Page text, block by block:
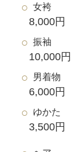
女袴
8,000円
振袖
10,000円
男着物
6,000円
ゆかた
3,500円